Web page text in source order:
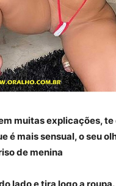
muitas explicações,
é mais sensual, o seu
de menina